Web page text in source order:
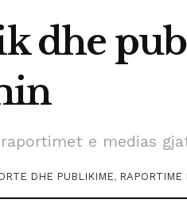
dhe
e medias
DHE PUBLIKIME, RAPORTIME